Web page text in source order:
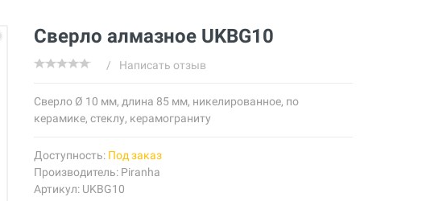
Сверло алмазное UKBG10
/ Написать отзыв
Cверло Ø 10 мм, длина 85 мм, никелированное, по
керамике, стеклу, керамограниту
Доступность: Под заказ
Производитель: Piranha
Артикул: UKBG10